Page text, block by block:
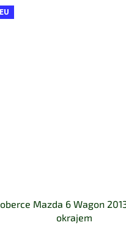
Mazda 6 Wagon
okrajem